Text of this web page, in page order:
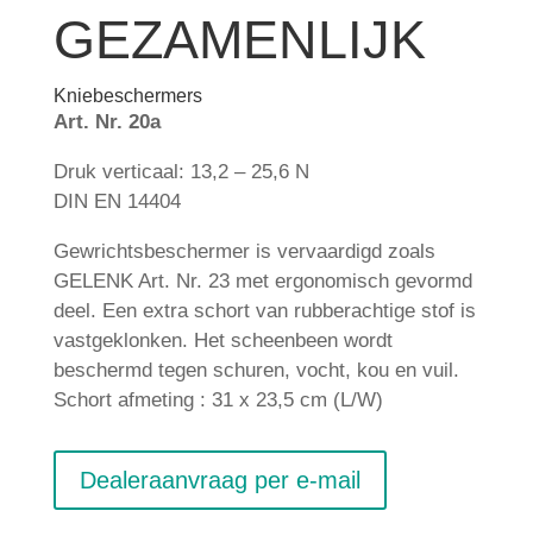
GEZAMENLIJK
Kniebeschermers
Art. Nr. 20a
Druk verticaal: 13,2 – 25,6 N
DIN EN 14404
Gewrichtsbeschermer is vervaardigd zoals
GELENK Art. Nr. 23 met ergonomisch gevormd
deel. Een extra schort van rubberachtige stof is
vastgeklonken. Het scheenbeen wordt
beschermd tegen schuren, vocht, kou en vuil.
Schort afmeting : 31 x 23,5 cm (L/W)
Dealeraanvraag per e-mail